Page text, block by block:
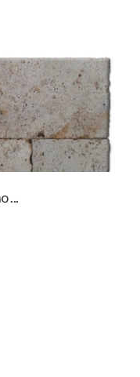
...